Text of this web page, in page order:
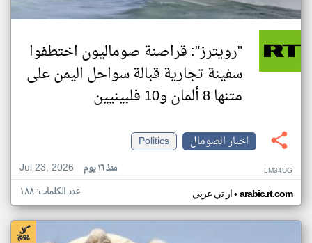
"رويترز": قراصنة صوماليون اختطفوا
سفينة تجارية قبالة سواحل اليمن على
متنها 8 ألمان و10 فلبينيين
اخبار الصومال
Politics
Jul 23, 2026
منذ ١٦ يوم LM34UG
ار تي عربي• arabic.rt.com عدد الكلمات: ١٨٨